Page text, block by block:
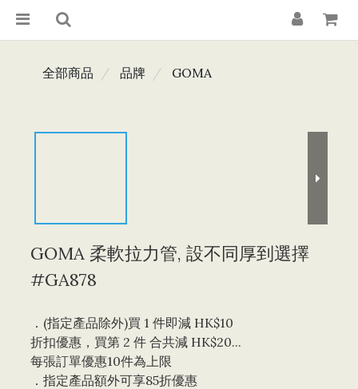
全部商品 品牌 GOMA
GOMA 柔軟拉力管, 設不同厚到選擇
#GA878
．(指定產品除外)買 1 件即減 HK$10
折扣優惠，買第 2 件 合共減 HK$20...
每張訂單優惠10件為上限
．指定產品額外可享85折優惠